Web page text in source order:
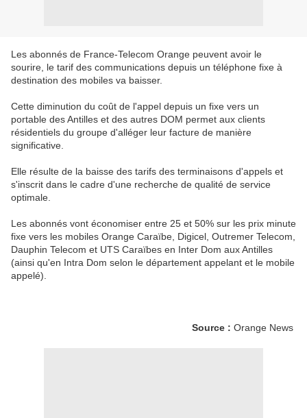
Les abonnés de France-Telecom Orange peuvent avoir le
sourire, le tarif des communications depuis un téléphone fixe à
destination des mobiles va baisser.
Cette diminution du coût de l'appel depuis un fixe vers un
portable des Antilles et des autres DOM permet aux clients
résidentiels du groupe d'alléger leur facture de manière
significative.
Elle résulte de la baisse des tarifs des terminaisons d'appels et
s'inscrit dans le cadre d'une recherche de qualité de service
optimale.
Les abonnés vont économiser entre 25 et 50% sur les prix minute
fixe vers les mobiles Orange Caraïbe, Digicel, Outremer Telecom,
Dauphin Telecom et UTS Caraïbes en Inter Dom aux Antilles
(ainsi qu'en Intra Dom selon le département appelant et le mobile
appelé).
Source : Orange News